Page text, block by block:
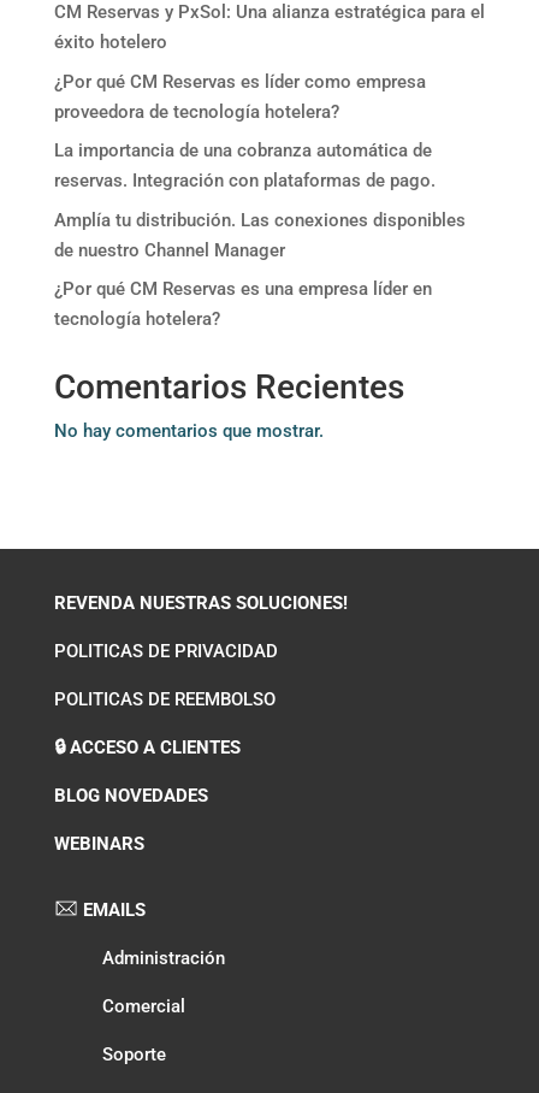
CM Reservas y PxSol: Una alianza estratégica para el
éxito hotelero
¿Por qué CM Reservas es líder como empresa
proveedora de tecnología hotelera?
La importancia de una cobranza automática de
reservas. Integración con plataformas de pago.
Amplía tu distribución. Las conexiones disponibles
de nuestro Channel Manager
¿Por qué CM Reservas es una empresa líder en
tecnología hotelera?
Comentarios Recientes
No hay comentarios que mostrar.
REVENDA NUESTRAS SOLUCIONES!
POLITICAS DE PRIVACIDAD
POLITICAS DE REEMBOLSO
🔒 ACCESO A CLIENTES
BLOG NOVEDADES
WEBINARS
EMAILS
Administración
Comercial
Soporte